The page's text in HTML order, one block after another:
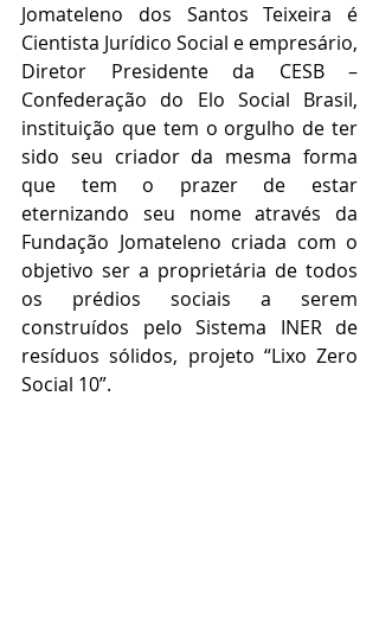
Jomateleno dos Santos Teixeira é
Cientista Jurídico Social e empresário,
Diretor Presidente da CESB –
Confederação do Elo Social Brasil,
instituição que tem o orgulho de ter
sido seu criador da mesma forma
que tem o prazer de estar
eternizando seu nome através da
Fundação Jomateleno criada com o
objetivo ser a proprietária de todos
os prédios sociais a serem
construídos pelo Sistema INER de
resíduos sólidos, projeto “Lixo Zero
Social 10”.